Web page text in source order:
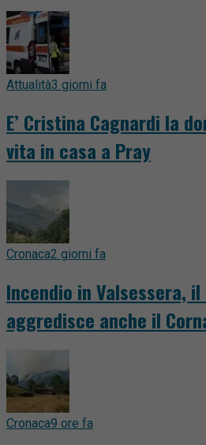
Attualità3 giorni fa
E’ Cristina Cagnardi la
vita in casa a Pray
Cronaca2 giorni fa
Incendio in Valsessera,
aggredisce anche il
Cronaca9 ore fa